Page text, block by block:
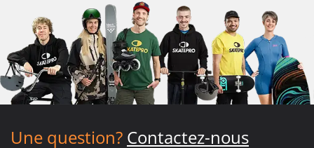
Une question? Contactez-nous